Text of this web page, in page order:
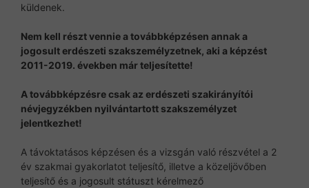
küldenek.
Nem kell részt vennie a továbbképzésen annak a
jogosult erdészeti szakszemélyzetnek, aki a képzést
2011-2019. években már teljesítette!
A továbbképzésre csak az erdészeti szakirányítói
névjegyzékben nyilvántartott szakszemélyzet
jelentkezhet!
A távoktatásos képzésen és a vizsgán való részvétel a 2
év szakmai gyakorlatot teljesítő, illetve a közeljövőben
teljesítő és a jogosult státuszt kérelmező